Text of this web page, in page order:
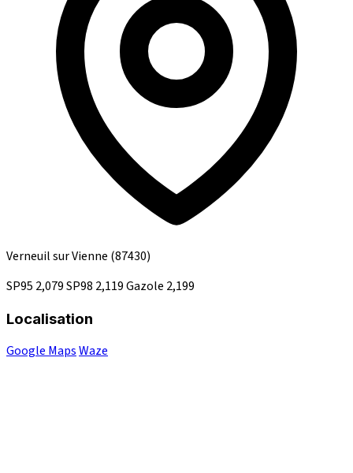
Verneuil sur Vienne (87430)
SP95 2,079SP98 2,119Gazole 2,199
Localisation
Google MapsWaze